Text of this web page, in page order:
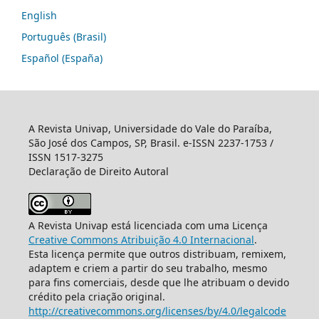
English
Português (Brasil)
Español (España)
A Revista Univap, Universidade do Vale do Paraíba,
São José dos Campos, SP, Brasil. e-ISSN 2237-1753 /
ISSN 1517-3275
Declaração de Direito Autoral
A Revista Univap está licenciada com uma Licença
Creative Commons Atribuição 4.0 Internacional.
Esta licença permite que outros distribuam, remixem,
adaptem e criem a partir do seu trabalho, mesmo
para fins comerciais, desde que lhe atribuam o devido
crédito pela criação original.
http://creativecommons.org/licenses/by/4.0/legalcode